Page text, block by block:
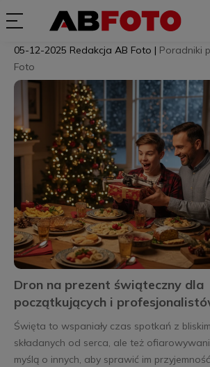
Dron na prezent świąteczny dla
początkujących i
05-12-2025 Redakcja AB Foto | Poradniki
Foto
Święta to wspaniały czas spotkań z
składanych od serca, ale też
myślą o innych, aby sprawić im